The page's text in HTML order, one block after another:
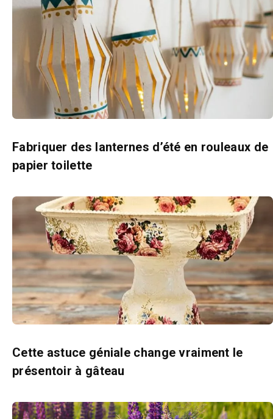
Fabriquer des lanternes d’été en rouleaux de
papier toilette
Cette astuce géniale change vraiment le
présentoir à gâteau